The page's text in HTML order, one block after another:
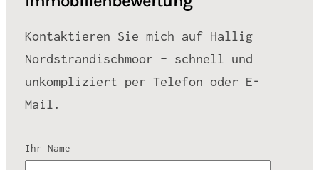
Kontaktieren Sie mich auf Hallig
Nordstrandischmoor – schnell und
unkompliziert per Telefon oder E-
Mail.
Ihr Name